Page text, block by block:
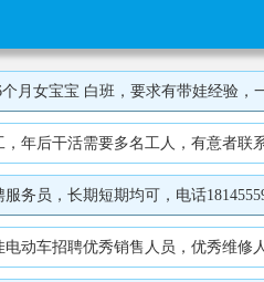
月女宝宝 白班，要求有带娃经验，
年后干活需要多名工人，有意者联
务员，长期短期均可，电话
动车招聘优秀销售人员，优秀维修